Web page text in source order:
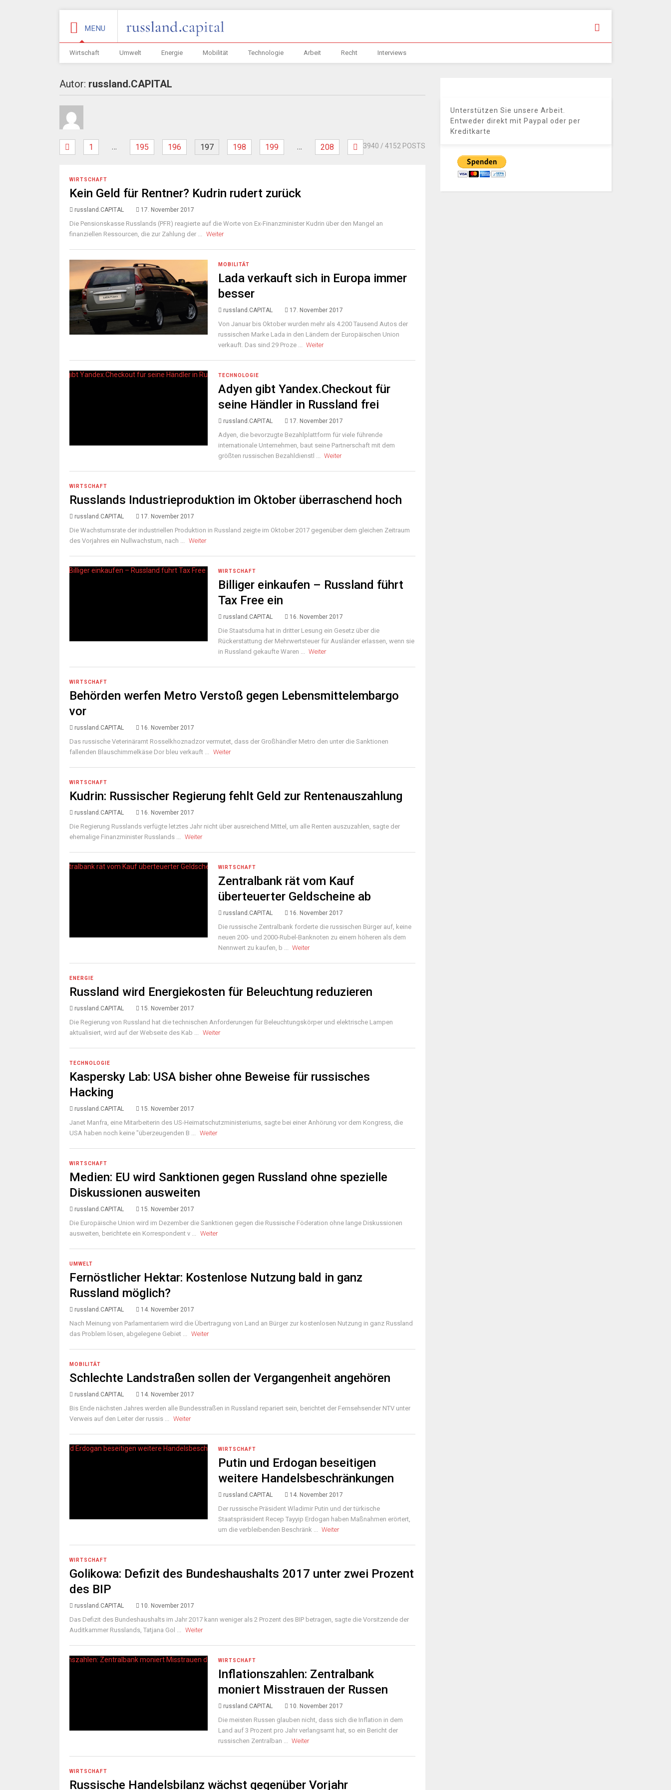
MENU
Wirtschaft Umwelt Energie Mobilität Technologie Arbeit Recht Interviews
Autor: russland.CAPITAL
1 … 195 196 197 198 199 … 208 3940 / 4152 POSTS
WIRTSCHAFT
Kein Geld für Rentner? Kudrin rudert zurück
russland.CAPITAL 17. November 2017
Die Pensionskasse Russlands (PFR) reagierte auf die Worte von Ex-Finanzminister Kudrin über den Mangel an
finanziellen Ressourcen, die zur Zahlung der ... Weiter
MOBILITÄT
Lada verkauft sich in Europa immer
besser
russland.CAPITAL 17. November 2017
Von Januar bis Oktober wurden mehr als 4.200 Tausend Autos der
russischen Marke Lada in den Ländern der Europäischen Union
verkauft. Das sind 29 Proze ... Weiter
TECHNOLOGIE
Adyen gibt Yandex.Checkout für
seine Händler in Russland frei
russland.CAPITAL 17. November 2017
Adyen, die bevorzugte Bezahlplattform für viele führende
internationale Unternehmen, baut seine Partnerschaft mit dem
größten russischen Bezahldienstl ... Weiter
WIRTSCHAFT
Russlands Industrieproduktion im Oktober überraschend hoch
russland.CAPITAL 17. November 2017
Die Wachstumsrate der industriellen Produktion in Russland zeigte im Oktober 2017 gegenüber dem gleichen Zeitraum
des Vorjahres ein Nullwachstum, nach ... Weiter
WIRTSCHAFT
Billiger einkaufen – Russland führt
Tax Free ein
russland.CAPITAL 16. November 2017
Die Staatsduma hat in dritter Lesung ein Gesetz über die
Rückerstattung der Mehrwertsteuer für Ausländer erlassen, wenn sie
in Russland gekaufte Waren ... Weiter
WIRTSCHAFT
Behörden werfen Metro Verstoß gegen Lebensmittelembargo
vor
russland.CAPITAL 16. November 2017
Das russische Veterinäramt Rosselkhoznadzor vermutet, dass der Großhändler Metro den unter die Sanktionen
fallenden Blauschimmelkäse Dor bleu verkauft ... Weiter
WIRTSCHAFT
Kudrin: Russischer Regierung fehlt Geld zur Rentenauszahlung
russland.CAPITAL 16. November 2017
Die Regierung Russlands verfügte letztes Jahr nicht über ausreichend Mittel, um alle Renten auszuzahlen, sagte der
ehemalige Finanzminister Russlands ... Weiter
WIRTSCHAFT
Zentralbank rät vom Kauf
überteuerter Geldscheine ab
russland.CAPITAL 16. November 2017
Die russische Zentralbank forderte die russischen Bürger auf, keine
neuen 200- und 2000-Rubel-Banknoten zu einem höheren als dem
Nennwert zu kaufen, b ... Weiter
ENERGIE
Russland wird Energiekosten für Beleuchtung reduzieren
russland.CAPITAL 15. November 2017
Die Regierung von Russland hat die technischen Anforderungen für Beleuchtungskörper und elektrische Lampen
aktualisiert, wird auf der Webseite des Kab ... Weiter
TECHNOLOGIE
Kaspersky Lab: USA bisher ohne Beweise für russisches
Hacking
russland.CAPITAL 15. November 2017
Janet Manfra, eine Mitarbeiterin des US-Heimatschutzministeriums, sagte bei einer Anhörung vor dem Kongress, die
USA haben noch keine "überzeugenden B ... Weiter
WIRTSCHAFT
Medien: EU wird Sanktionen gegen Russland ohne spezielle
Diskussionen ausweiten
russland.CAPITAL 15. November 2017
Die Europäische Union wird im Dezember die Sanktionen gegen die Russische Föderation ohne lange Diskussionen
ausweiten, berichtete ein Korrespondent v ... Weiter
UMWELT
Fernöstlicher Hektar: Kostenlose Nutzung bald in ganz
Russland möglich?
russland.CAPITAL 14. November 2017
Nach Meinung von Parlamentariern wird die Übertragung von Land an Bürger zur kostenlosen Nutzung in ganz Russland
das Problem lösen, abgelegene Gebiet ... Weiter
MOBILITÄT
Schlechte Landstraßen sollen der Vergangenheit angehören
russland.CAPITAL 14. November 2017
Bis Ende nächsten Jahres werden alle Bundesstraßen in Russland repariert sein, berichtet der Fernsehsender NTV unter
Verweis auf den Leiter der russis ... Weiter
WIRTSCHAFT
Putin und Erdogan beseitigen
weitere Handelsbeschränkungen
russland.CAPITAL 14. November 2017
Der russische Präsident Wladimir Putin und der türkische
Staatspräsident Recep Tayyip Erdogan haben Maßnahmen erörtert,
um die verbleibenden Beschränk ... Weiter
WIRTSCHAFT
Golikowa: Defizit des Bundeshaushalts 2017 unter zwei Prozent
des BIP
russland.CAPITAL 10. November 2017
Das Defizit des Bundeshaushalts im Jahr 2017 kann weniger als 2 Prozent des BIP betragen, sagte die Vorsitzende der
Auditkammer Russlands, Tatjana Gol ... Weiter
WIRTSCHAFT
Inflationszahlen: Zentralbank
moniert Misstrauen der Russen
russland.CAPITAL 10. November 2017
Die meisten Russen glauben nicht, dass sich die Inflation in dem
Land auf 3 Prozent pro Jahr verlangsamt hat, so ein Bericht der
russischen Zentralban ... Weiter
WIRTSCHAFT
Russische Handelsbilanz wächst gegenüber Vorjahr
Unterstützen Sie unsere Arbeit.
Entweder direkt mit Paypal oder per
Kreditkarte